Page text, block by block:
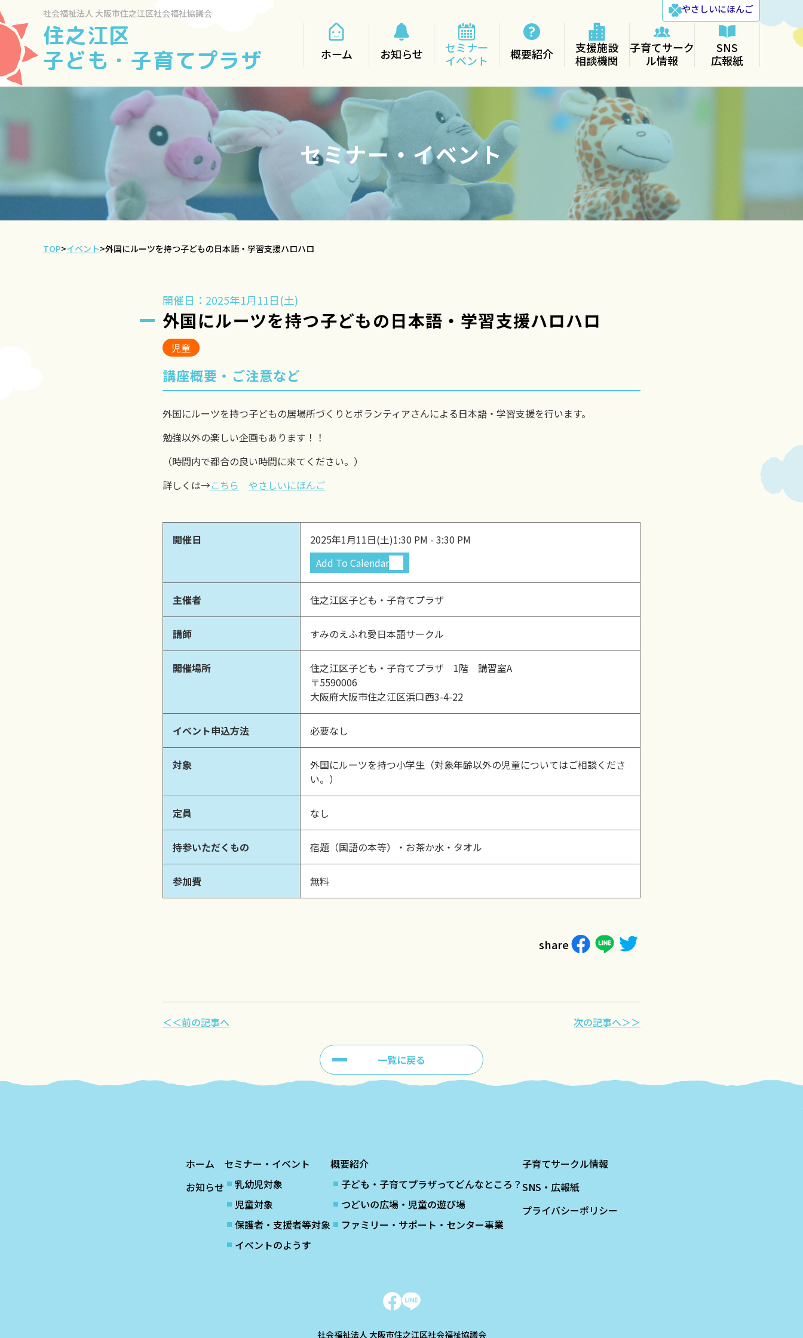
社会福祉法人 大阪市住之江区社会福祉協議会
住之江区
子ども・子育てプラザ
やさしいにほんご
ホーム お知らせ
セミナー
イベント
概要紹介
支援施設
相談機関
子育てサーク
ル情報
SNS
広報紙
セミナー・イベント
TOP>イベント>外国にルーツを持つ子どもの日本語・学習支援ハロハロ
開催日：2025年1月11日(土)
外国にルーツを持つ子どもの日本語・学習支援ハロハロ
児童
講座概要・ご注意など
外国にルーツを持つ子どもの居場所づくりとボランティアさんによる日本語・学習支援を行います。
勉強以外の楽しい企画もあります！！
（時間内で都合の良い時間に来てください。）
詳しくは→こちら やさしいにほんご
開催日 2025年1月11日(土)1:30 PM - 3:30 PM
Add To Calendar
主催者 住之江区子ども・子育てプラザ
講師 すみのえふれ愛日本語サークル
開催場所
住之江区子ども・子育てプラザ 1階 講習室A
〒5590006
大阪府大阪市住之江区浜口西3-4-22
イベント申込方法 必要なし
対象
外国にルーツを持つ小学生（対象年齢以外の児童についてはご相談くださ
い。）
定員 なし
持参いただくもの 宿題（国語の本等）・お茶か水・タオル
参加費 無料
share
＜＜前の記事へ
一覧に戻る
次の記事へ＞＞
ホーム
お知らせ
セミナー・イベント
乳幼児対象
児童対象
保護者・支援者等対象
イベントのようす
概要紹介
子ども・子育てプラザってどんなところ？
つどいの広場・児童の遊び場
ファミリー・サポート・センター事業
子育てサークル情報
SNS・広報紙
プライバシーポリシー
社会福祉法人 大阪市住之江区社会福祉協議会